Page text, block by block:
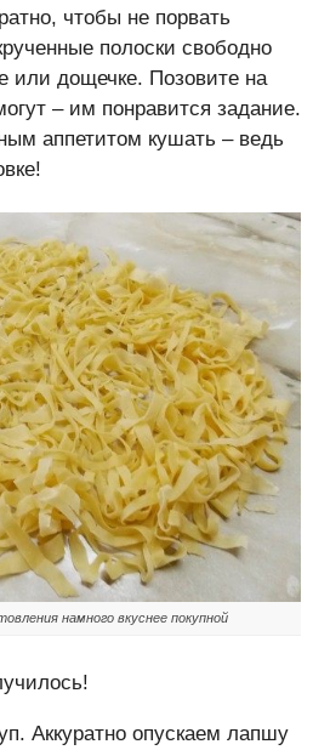
чтобы не порвать
полоски свободно
или дощечке. Позовите на
– им понравится задание.
аппетитом кушать – ведь
намного вкуснее покупной
Аккуратно опускаем лапшу